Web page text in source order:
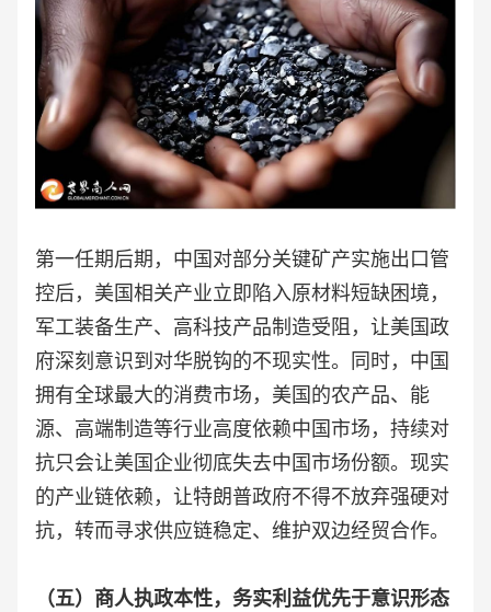
第一任期后期，中国对部分关键矿产实施出口管
控后，美国相关产业立即陷入原材料短缺困境，
军工装备生产、高科技产品制造受阻，让美国政
府深刻意识到对华脱钩的不现实性。同时，中国
拥有全球最大的消费市场，美国的农产品、能
源、高端制造等行业高度依赖中国市场，持续对
抗只会让美国企业彻底失去中国市场份额。现实
的产业链依赖，让特朗普政府不得不放弃强硬对
抗，转而寻求供应链稳定、维护双边经贸合作。
（五）商人执政本性，务实利益优先于意识形态